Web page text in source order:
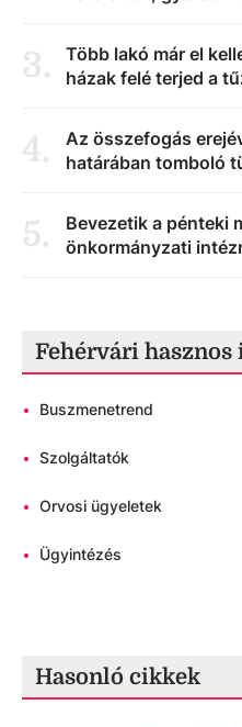
3.
Több lakó már el
házak felé terjed a
4.
Az összefogás
határában tomboló
5.
Bevezetik a pénteki
önkormányzati
Fehérvári hasznos
• Buszmenetrend
• Szolgáltatók
• Orvosi ügyeletek
• Ügyintézés
Hasonló cikkek